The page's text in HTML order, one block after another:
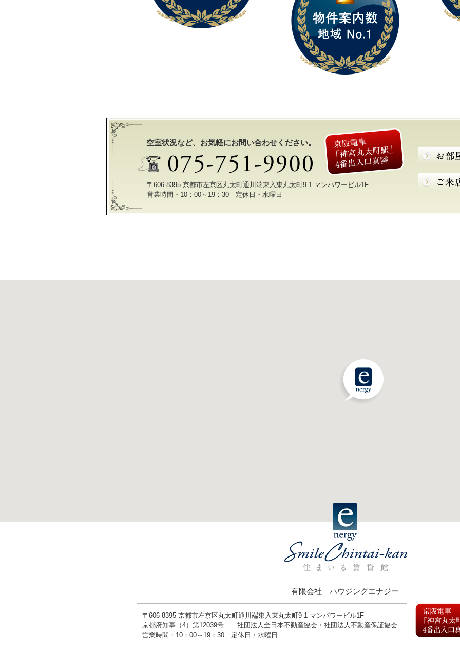
空室状況など、お気軽にお問い合わせください。
〒606-8395 京都市左京区丸太町通川端東入東丸太町9-1 マンパワービル1F
営業時間・10：00～19：30 定休日・水曜日
有限会社 ハウジングエナジー
〒606-8395 京都市左京区丸太町通川端東入東丸太町9-1 マンパワービル1F
京都府知事（4）第12039号 社団法人全日本不動産協会・社団法人不動産保証協会
営業時間・10：00～19：30 定休日・水曜日